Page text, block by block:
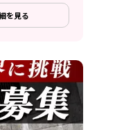
を見る